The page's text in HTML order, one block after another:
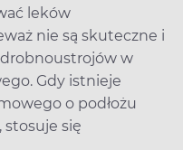
leków
nie są skuteczne i
drobnoustrojów w
Gdy istnieje
o podłożu
stosuje się